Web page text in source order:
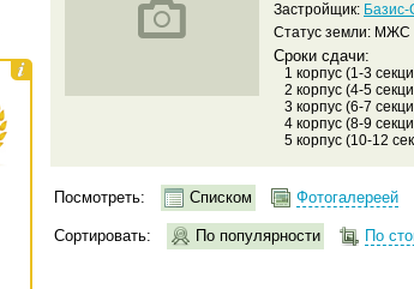
Застройщик:
Статус земли: МЖС
Сроки сдачи:
1 корпус (1-3
2 корпус (4-5
3 корпус (6-7
4 корпус (8-9
5 корпус (10-12
Посмотреть: Списком Фотогалереей
Сортировать: По популярности По